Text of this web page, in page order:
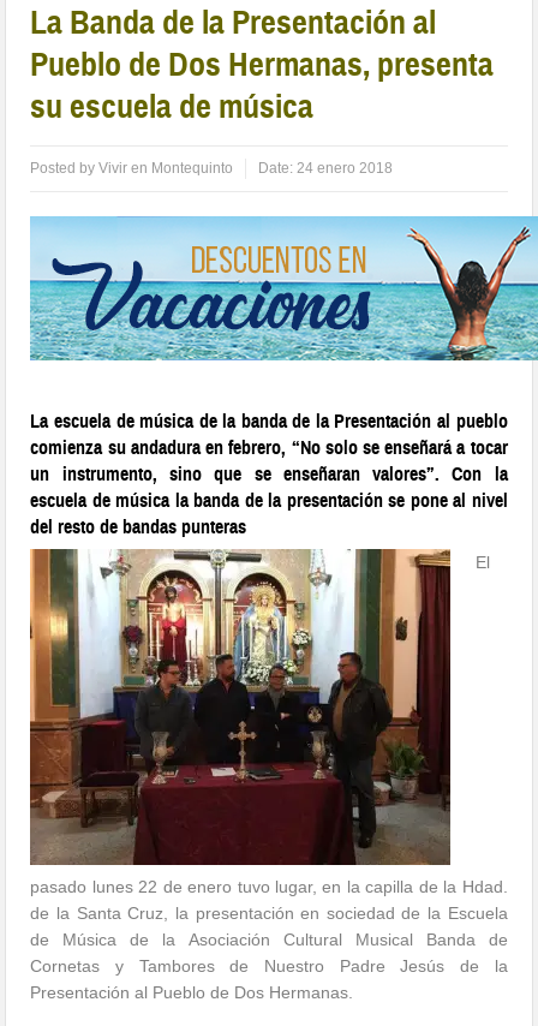
La Banda de la Presentación al
Pueblo de Dos Hermanas, presenta
su escuela de música
Posted byVivir en Montequinto Date:24 enero 2018
La escuela de música de la banda de la Presentación al pueblo
comienza su andadura en febrero, “No solo se enseñará a tocar
un instrumento, sino que se enseñaran valores”. Con la
escuela de música la banda de la presentación se pone al nivel
del resto de bandas punteras
El
pasado lunes 22 de enero tuvo lugar, en la capilla de la Hdad.
de la Santa Cruz, la presentación en sociedad de la Escuela
de Música de la Asociación Cultural Musical Banda de
Cornetas y Tambores de Nuestro Padre Jesús de la
Presentación al Pueblo de Dos Hermanas.